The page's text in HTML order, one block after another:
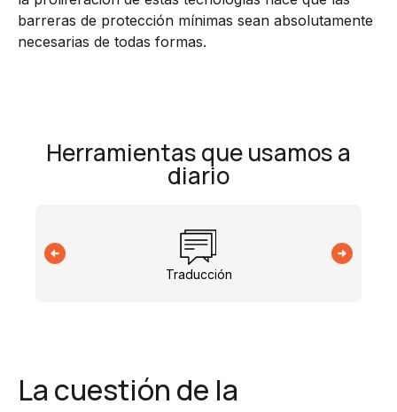
barreras de protección mínimas sean absolutamente
necesarias de todas formas.
Herramientas que usamos a
diario
Traducción
La cuestión de la